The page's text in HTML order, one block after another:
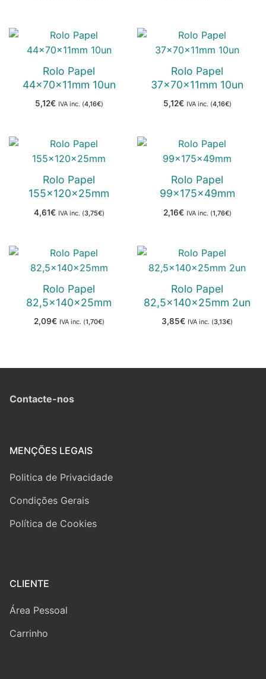
Rolo Papel
44x70x11mm 10un
5,12€ IVA inc. (4,16€)
Rolo Papel
37x70x11mm 10un
5,12€ IVA inc. (4,16€)
Rolo Papel
155x120x25mm
4,61€ IVA inc. (3,75€)
Rolo Papel
99x175x49mm
2,16€ IVA inc. (1,76€)
Rolo Papel
82,5x140x25mm
2,09€ IVA inc. (1,70€)
Rolo Papel
82,5x140x25mm 2un
3,85€ IVA inc. (3,13€)
Contacte-nos
MENÇÕES LEGAIS
Politica de Privacidade
Condições Gerais
Política de Cookies
CLIENTE
Área Pessoal
Carrinho